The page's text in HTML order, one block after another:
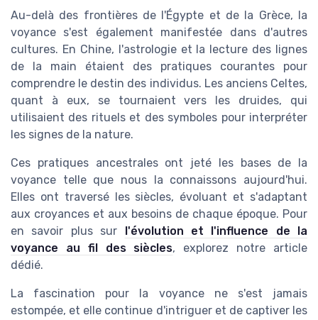
Au-delà des frontières de l'Égypte et de la Grèce, la
voyance s'est également manifestée dans d'autres
cultures. En Chine, l'astrologie et la lecture des lignes
de la main étaient des pratiques courantes pour
comprendre le destin des individus. Les anciens Celtes,
quant à eux, se tournaient vers les druides, qui
utilisaient des rituels et des symboles pour interpréter
les signes de la nature.
Ces pratiques ancestrales ont jeté les bases de la
voyance telle que nous la connaissons aujourd'hui.
Elles ont traversé les siècles, évoluant et s'adaptant
aux croyances et aux besoins de chaque époque. Pour
en savoir plus sur
l'évolution et l'influence de la
voyance au fil des siècles, explorez notre article
dédié.
La fascination pour la voyance ne s'est jamais
estompée, et elle continue d'intriguer et de captiver les